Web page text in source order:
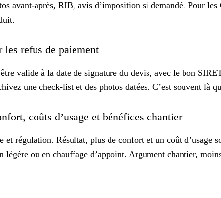
avant-après, RIB, avis d’imposition si demandé. Pour les
refus de paiement
valide à la date de signature du devis, avec le bon
une check-list et des photos datées. C’est souvent là
coûts d’usage et bénéfices chantier
et régulation. Résultat, plus de confort et un coût d’usage
ou en chauffage d’appoint. Argument chantier,